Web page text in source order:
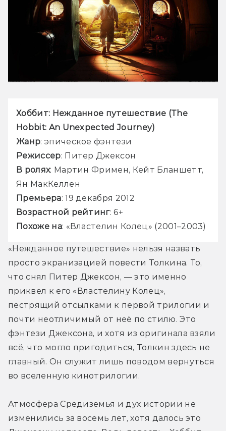
Хоббит: Нежданное путешествие (The
Hobbit: An Unexpected Journey)
Жанр: эпическое фэнтези
Режиссер: Питер Джексон
В ролях: Мартин Фримен, Кейт Бланшетт,
Ян МакКеллен
Премьера: 19 декабря 2012
Возрастной рейтинг: 6+
Похоже на: «Властелин Колец» (2001–2003)
«Нежданное путешествие» нельзя назвать
просто экранизацией повести Толкина. То,
что снял Питер Джексон, — это именно
приквел к его «Властелину Колец»,
пестрящий отсылками к первой трилогии и
почти неотличимый от неё по стилю. Это
фэнтези Джексона, и хотя из оригинала взяли
всё, что могло пригодиться, Толкин здесь не
главный. Он служит лишь поводом вернуться
во вселенную кинотрилогии.
Атмосфера Средиземья и дух истории не
изменились за восемь лет, хотя далось это